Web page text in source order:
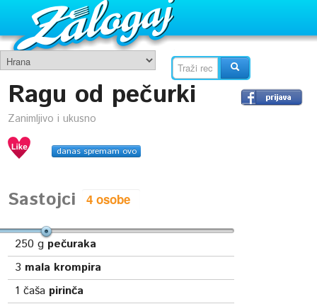
Ragu od pečurki
Zanimljivo i ukusno
danas spremam ovo
Sastojci
250 g pečuraka
3 mala krompira
1 čaša pirinča